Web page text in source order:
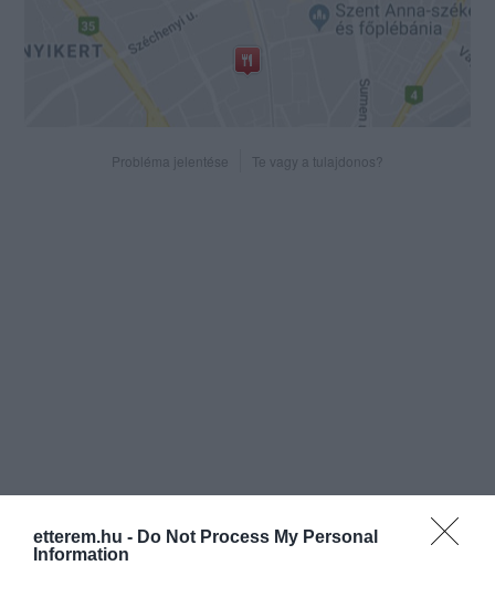
etterem.hu - Do Not Process My Personal
Information
Probléma jelentése Te vagy a tulajdonos?